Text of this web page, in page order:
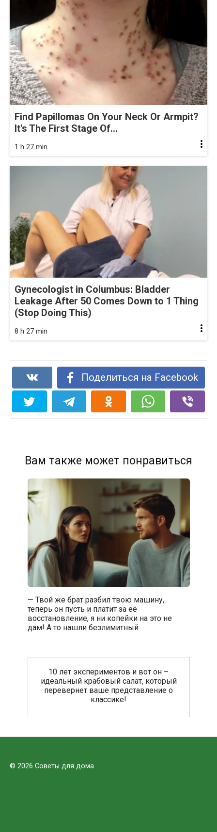
Find Papillomas On Your Neck Or Armpit?
It's The First Stage Of...
1 h 27 min
Gynecologist in Columbus: Bladder
Leakage After 50 Comes Down to 1 Thing
(Stop Doing This)
8 h 27 min
Поделиться на Facebook
Вам также может понравиться
— Твой же брат разбил твою машину,
теперь он пусть и платит за её
восстановление, я ни копейки на это не
дам! А то нашли безлимитный
10 лет экспериментов и вот он –
идеальный крабовый салат, который
перевернет ваше представление о
классике!
© 2026 Советы для дома